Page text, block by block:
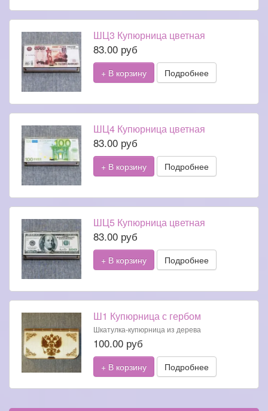
ШЦ3 Купюрница цветная
83.00 руб
+ В корзину Подробнее
ШЦ4 Купюрница цветная
83.00 руб
+ В корзину Подробнее
ШЦ5 Купюрница цветная
83.00 руб
+ В корзину Подробнее
Ш1 Купюрница с гербом
Шкатулка-купюрница из дерева
100.00 руб
+ В корзину Подробнее